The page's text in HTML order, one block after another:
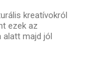
kreatívokról
ezek az
alatt majd jól